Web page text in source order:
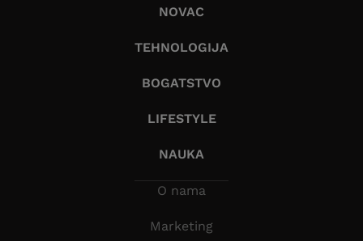
NOVAC
TEHNOLOGIJA
BOGATSTVO
LIFESTYLE
NAUKA
O nama
Marketing